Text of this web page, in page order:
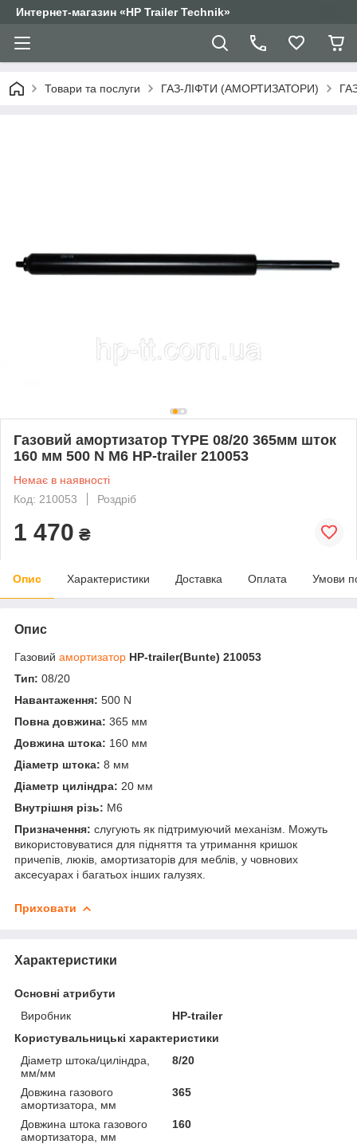
Интернет-магазин «HP Trailer Technik»
Товари та послуги ГАЗ-ЛІФТИ (АМОРТИЗАТОРИ)
Газовий амортизатор TYPE 08/20 365мм шток
160 мм 500 N М6 HP-trailer 210053
Немає в наявності
Код: 210053
Роздріб
1 470 ₴
Опис Характеристики Доставка Оплата Умови
Опис
Газовий амортизатор HP-trailer(Bunte) 210053
Тип: 08/20
Навантаження: 500 N
Повна довжина: 365 мм
Довжина штока: 160 мм
Діаметр штока: 8 мм
Діаметр циліндра: 20 мм
Внутрішня різь: М6
Призначення: слугують як підтримуючий механізм. Можуть
використовуватися для підняття та утримання кришок
причепів, люків, амортизаторів для меблів, у човнових
аксесуарах і багатьох інших галузях.
Приховати
Характеристики
Основні атрибути
Виробник
HP-trailer
Користувальницькі характеристики
Діаметр штока/циліндра,
мм/мм
8/20
Довжина газового
амортизатора, мм
365
Довжина штока газового
амортизатора, мм
160